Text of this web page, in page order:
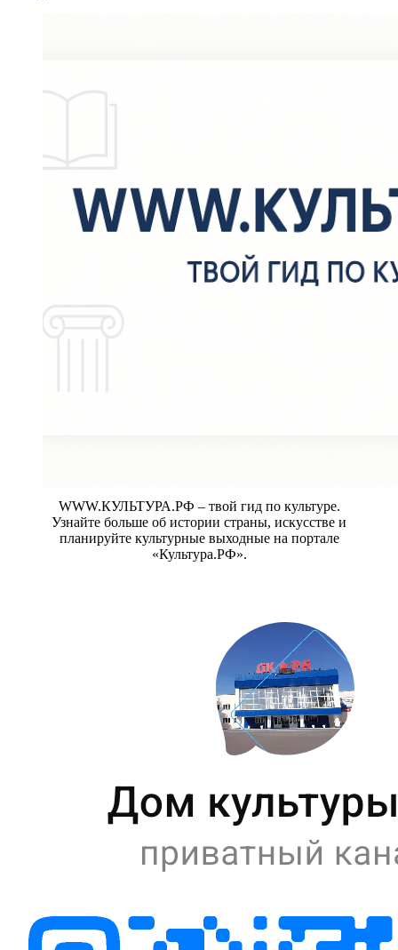
WWW.КУЛЬТУРА.РФ – твой гид по культуре.
Узнайте больше об истории страны, искусстве и
планируйте культурные выходные на портале
«Культура.РФ».